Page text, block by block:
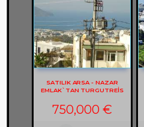
SATILIK ARSA - NAZAR
EMLAK`TAN TURGUTREIS
ARSA REF-2133
750,000 €